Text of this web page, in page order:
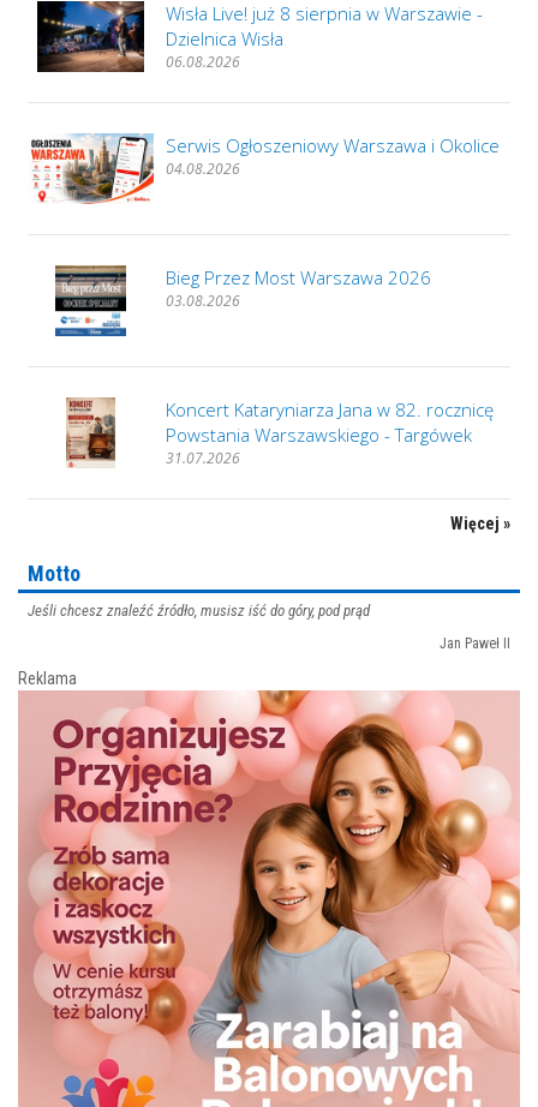
Wisła Live! już 8 sierpnia w Warszawie -
Dzielnica Wisła
06.08.2026
Serwis Ogłoszeniowy Warszawa i Okolice
04.08.2026
Bieg Przez Most Warszawa 2026
03.08.2026
Koncert Kataryniarza Jana w 82. rocznicę
Powstania Warszawskiego - Targówek
31.07.2026
Więcej »
Motto
Jeśli chcesz znaleźć źródło, musisz iść do góry, pod prąd
Jan Paweł II
Reklama